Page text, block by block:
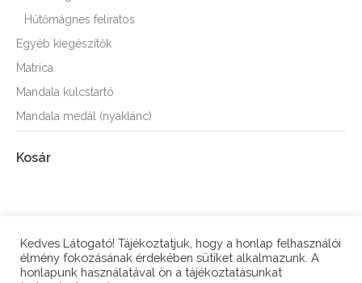
Hűtőmágnes feliratos
Egyéb kiegészítők
Matrica
Mandala kulcstartó
Mandala medál (nyaklánc)
Kosár
Kedves Látogató! Tájékoztatjuk, hogy a honlap felhasználói
élmény fokozásának érdekében sütiket alkalmazunk. A
honlapunk használatával ön a tájékoztatásunkat